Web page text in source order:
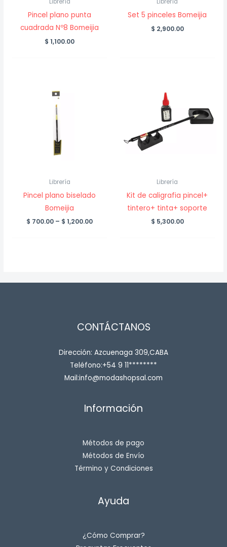
Librería
Pincel plano punta
cuadrada Nº8 Bomeijia
$ 1,100.00
Librería
Set 5 pinceles Bomeijia
$ 2,900.00
Librería
Pincel plano biselado
Bomeijia
$ 700.00 – $ 1,200.00Price
Librería
Kit de caligrafia pincel+
tintero+ tinta+ soporte
$ 5,300.00
CONTÁCTANOS
Dirección: Azcuenaga 309,CABA
Teléfono:+54 9 11********
Mail:info@modashopsal.com
Información
Métodos de pago
Métodos de Envío
Término y Condiciones
Ayuda
¿Cómo Comprar?